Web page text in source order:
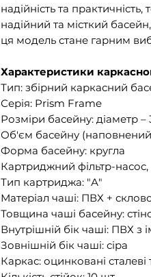
надійність та
надійний та місткий
ця модель стане гарним
Характеристики
Тип: збірний каркасний
Серія: Prism Frame
Розміри басейну: діаметр –
Об'єм басейну (наповнений
Форма басейну: кругла
Картриджний фільтр-насос,
Тип картриджа: "А"
Матеріал чаші: ПВХ +
Товщина чаші басейну:
Внутрішній бік чаші: ПВХ з
Зовнішній бік чаші: сіра
Каркас: оцинковані сталеві